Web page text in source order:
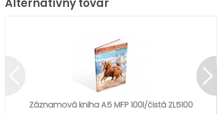
Alternatívny tovar
Záznamová kniha A5 MFP 100l/čistá ZL5100